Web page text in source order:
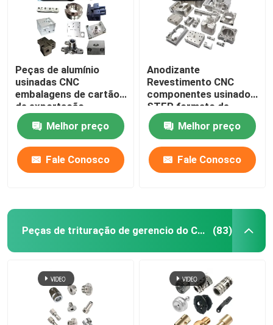
Peças de alumínio
usinadas CNC
embalagens de cartão
de exportação
personalizadas
Melhor preço
Fale Conosco
Anodizante
Revestimento CNC
componentes usinados
STEP formato de
desenho
Melhor preço
Fale Conosco
Peças de trituração de gerencio do CNC (83)